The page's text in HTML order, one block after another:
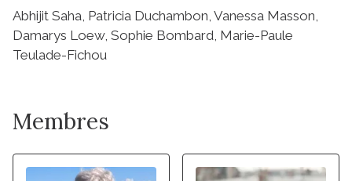
Abhijit Saha, Patricia Duchambon, Vanessa Masson,
Damarys Loew, Sophie Bombard, Marie-Paule
Teulade-Fichou
Membres